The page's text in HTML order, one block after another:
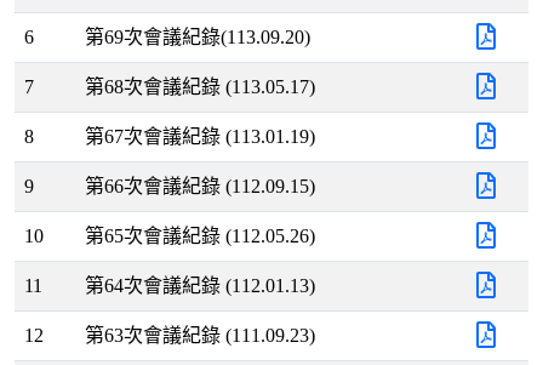
6 第69次會議紀錄(113.09.20)
7 第68次會議紀錄 (113.05.17)
8 第67次會議紀錄 (113.01.19)
9 第66次會議紀錄 (112.09.15)
10 第65次會議紀錄 (112.05.26)
11 第64次會議紀錄 (112.01.13)
12 第63次會議紀錄 (111.09.23)